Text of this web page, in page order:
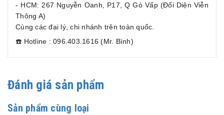
- HCM: 267 Nguyễn Oanh, P17, Q Gò Vấp (Đối Diện Viễn
Thông A)
Cùng các đại lý, chi nhánh trên toàn quốc.
☎️ Hotline : 096.403.1616 (Mr. Bình)
Đánh giá sản phẩm
Sản phẩm cùng loại